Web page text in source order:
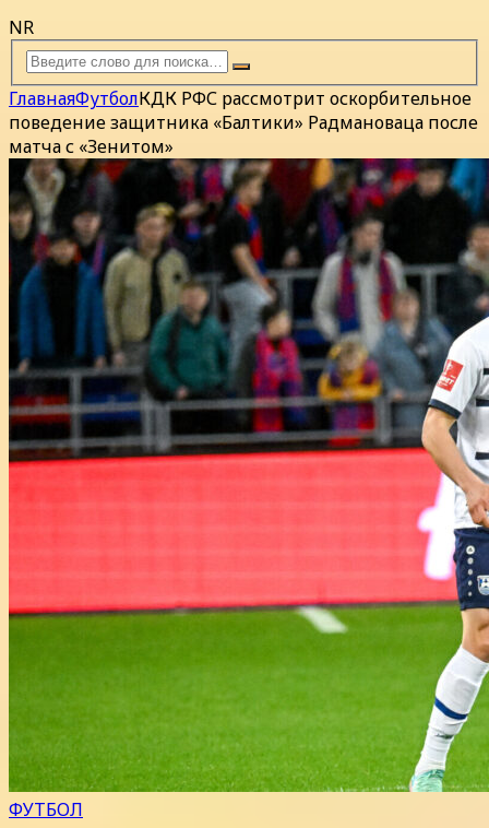
NR
ГлавнаяФутболКДК РФС рассмотрит оскорбительное
поведение защитника «Балтики» Радмановаца после
матча с «Зенитом»
ФУТБОЛ